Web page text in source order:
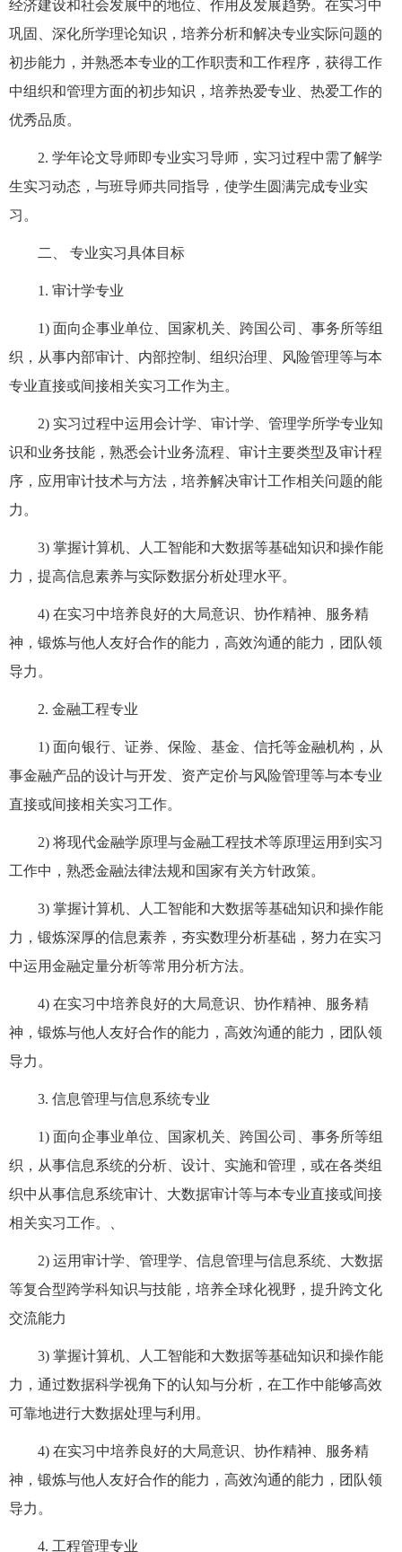
经济建设和社会发展中的地位、作用及发展趋势。在实习中
巩固、深化所学理论知识，培养分析和解决专业实际问题的
初步能力，并熟悉本专业的工作职责和工作程序，获得工作
中组织和管理方面的初步知识，培养热爱专业、热爱工作的
优秀品质。
2. 学年论文导师即专业实习导师，实习过程中需了解学
生实习动态，与班导师共同指导，使学生圆满完成专业实
习。
二、 专业实习具体目标
1. 审计学专业
1) 面向企事业单位、国家机关、跨国公司、事务所等组
织，从事内部审计、内部控制、组织治理、风险管理等与本
专业直接或间接相关实习工作为主。
2) 实习过程中运用会计学、审计学、管理学所学专业知
识和业务技能，熟悉会计业务流程、审计主要类型及审计程
序，应用审计技术与方法，培养解决审计工作相关问题的能
力。
3) 掌握计算机、人工智能和大数据等基础知识和操作能
力，提高信息素养与实际数据分析处理水平。
4) 在实习中培养良好的大局意识、协作精神、服务精
神，锻炼与他人友好合作的能力，高效沟通的能力，团队领
导力。
2. 金融工程专业
1) 面向银行、证券、保险、基金、信托等金融机构，从
事金融产品的设计与开发、资产定价与风险管理等与本专业
直接或间接相关实习工作。
2) 将现代金融学原理与金融工程技术等原理运用到实习
工作中，熟悉金融法律法规和国家有关方针政策。
3) 掌握计算机、人工智能和大数据等基础知识和操作能
力，锻炼深厚的信息素养，夯实数理分析基础，努力在实习
中运用金融定量分析等常用分析方法。
4) 在实习中培养良好的大局意识、协作精神、服务精
神，锻炼与他人友好合作的能力，高效沟通的能力，团队领
导力。
3. 信息管理与信息系统专业
1) 面向企事业单位、国家机关、跨国公司、事务所等组
织，从事信息系统的分析、设计、实施和管理，或在各类组
织中从事信息系统审计、大数据审计等与本专业直接或间接
相关实习工作。、
2) 运用审计学、管理学、信息管理与信息系统、大数据
等复合型跨学科知识与技能，培养全球化视野，提升跨文化
交流能力
3) 掌握计算机、人工智能和大数据等基础知识和操作能
力，通过数据科学视角下的认知与分析，在工作中能够高效
可靠地进行大数据处理与利用。
4) 在实习中培养良好的大局意识、协作精神、服务精
神，锻炼与他人友好合作的能力，高效沟通的能力，团队领
导力。
4. 工程管理专业